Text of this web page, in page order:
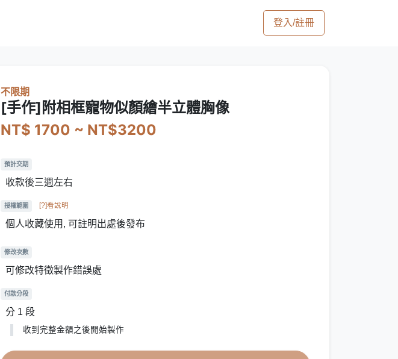
登入/註冊
不限期
[手作]附相框寵物似顏繪半立體胸像
NT$ 1700 ~ NT$3200
預計交期
收款後三週左右
授權範圍 [?]看說明
個人收藏使用, 可註明出處後發布
修改次數
可修改特徵製作錯誤處
付款分段
分 1 段
收到完整金額之後開始製作